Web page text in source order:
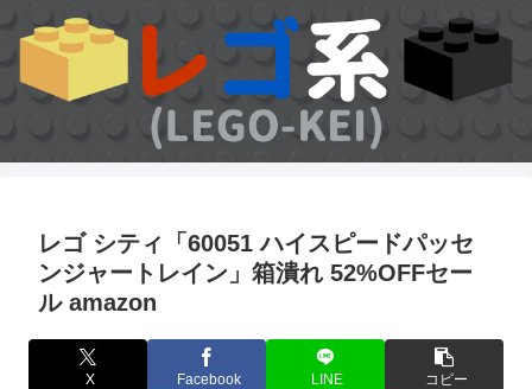
レゴ シティ「60051 ハイスピードパッセ
ンジャートレイン」箱潰れ 52%OFFセー
ル amazon
X Facebook LINE コピー